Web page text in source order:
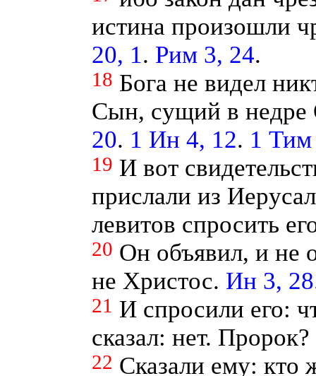
истина произошли
20, 1. Рим 3, 24.
18 Бога не видел
Сын, сущий в
20. 1 Ин 4, 12. 1
19 И вот
прислали из
левитов спросить
20 Он объявил, и не
не Христос. Ин 3, 28
21 И спросили его:
сказал: нет.
22 Сказали ему: кто